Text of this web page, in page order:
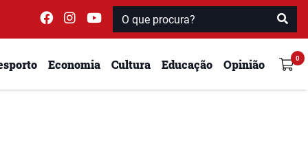
Economia Cultura Educação Opinião